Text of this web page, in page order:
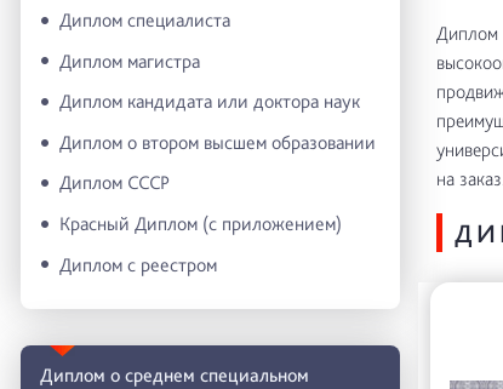
Диплом специалиста
Диплом магистра
Диплом кандидата или доктора наук
Диплом о втором высшем образовании
Диплом СССР
Красный Диплом (с приложением)
Диплом с реестром
Диплом о среднем специальном
Диплом
на